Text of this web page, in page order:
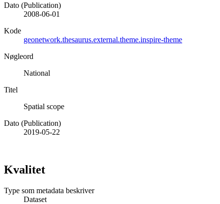
Dato (Publication)
2008-06-01
Kode
geonetwork.thesaurus.external.theme.inspire-theme
Nøgleord
National
Titel
Spatial scope
Dato (Publication)
2019-05-22
Kvalitet
Type som metadata beskriver
Dataset